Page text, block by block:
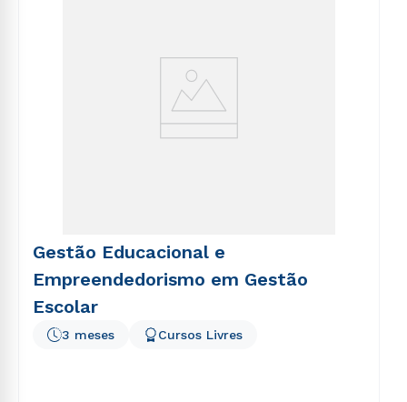
Gestão Educacional e
Empreendedorismo em Gestão
Escolar
3 meses Cursos Livres